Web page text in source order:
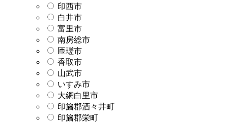
印西市
白井市
富里市
南房総市
匝瑳市
香取市
山武市
いすみ市
大網白里市
印旛郡酒々井町
印旛郡栄町